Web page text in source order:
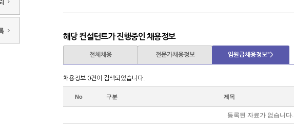
해당 컨설턴트가 진행중인 채용정보
전체채용 전문가채용정보 임원급채용정보">
채용정보 0건이 검색되었습니다.
No 구분 제목
등록된 자료가 없습니다.